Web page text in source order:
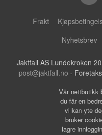
Frakt
Nyhetsbrev
Jaktfall AS Lundekroken
post@jaktfall.no -
Vår nettbutikk
du får en
vi kan yte
bruker
lagre